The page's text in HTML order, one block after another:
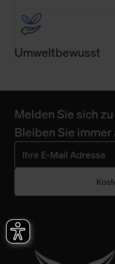
Umweltbewusst
Melden Sie sich
Bleiben Sie